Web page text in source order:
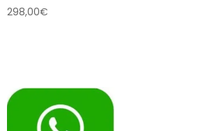
298,00€